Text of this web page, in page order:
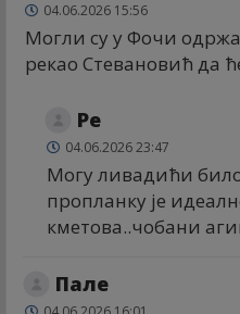
04.06.2026 15:56
Могли су у Фочи
рекао Стевановић да
Ре
04.06.2026 23:47
Могу ливадићи
пропланку је
кметова..чобани
Пале